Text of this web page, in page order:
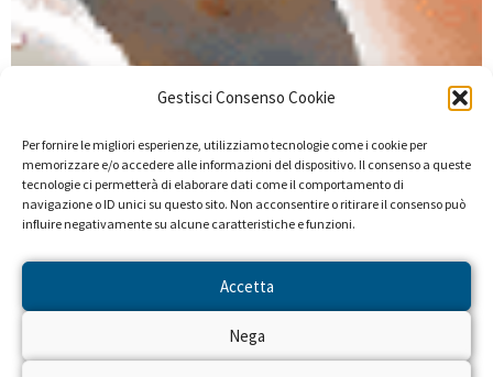
Gestisci Consenso Cookie
Per fornire le migliori esperienze, utilizziamo tecnologie come i cookie per
memorizzare e/o accedere alle informazioni del dispositivo. Il consenso a queste
tecnologie ci permetterà di elaborare dati come il comportamento di
navigazione o ID unici su questo sito. Non acconsentire o ritirare il consenso può
influire negativamente su alcune caratteristiche e funzioni.
Accetta
Nega